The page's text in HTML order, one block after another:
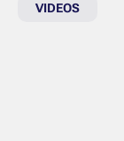
VIDEOS